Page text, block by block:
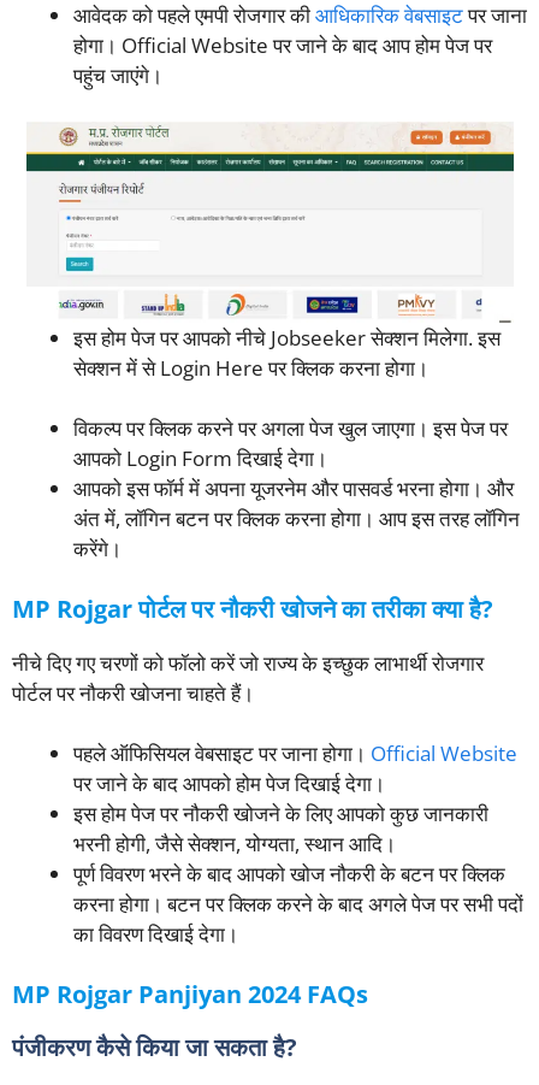
आवेदक को पहले एमपी रोजगार कीआधिकारिक वेबसाइटपर जाना
होगा। Official Website पर जाने के बाद आप होम पेज पर
पहुंच जाएंगे।
इस होम पेज पर आपको नीचे Jobseeker सेक्शन मिलेगा. इस
सेक्शन में से Login Here पर क्लिक करना होगा।
विकल्प पर क्लिक करने पर अगला पेज खुल जाएगा। इस पेज पर
आपको Login Form दिखाई देगा।
आपको इस फॉर्म में अपना यूजरनेम और पासवर्ड भरना होगा। और
अंत में, लॉगिन बटन पर क्लिक करना होगा। आप इस तरह लॉगिन
करेंगे।
MP Rojgar पोर्टल पर नौकरी खोजने का तरीका क्या है?
नीचे दिए गए चरणों को फॉलो करें जो राज्य के इच्छुक लाभार्थी रोजगार
पोर्टल पर नौकरी खोजना चाहते हैं।
पहले ऑफिसियल वेबसाइट पर जाना होगा। Official Website
पर जाने के बाद आपको होम पेज दिखाई देगा।
इस होम पेज पर नौकरी खोजने के लिए आपको कुछ जानकारी
भरनी होगी, जैसे सेक्शन, योग्यता, स्थान आदि।
पूर्ण विवरण भरने के बाद आपको खोज नौकरी के बटन पर क्लिक
करना होगा। बटन पर क्लिक करने के बाद अगले पेज पर सभी पदों
का विवरण दिखाई देगा।
MP Rojgar Panjiyan 2024 FAQs
पंजीकरण कैसे किया जा सकता है?